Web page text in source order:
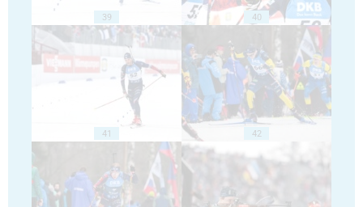
39 40
41 42